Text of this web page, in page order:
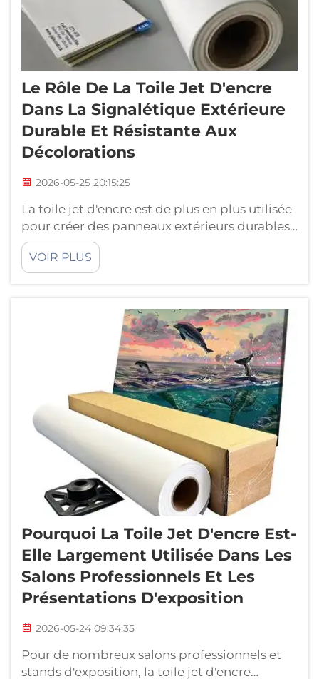
Le Rôle De La Toile Jet D'encre
Dans La Signalétique Extérieure
Durable Et Résistante Aux
Décolorations
2026-05-25 20:15:25
La toile jet d'encre est de plus en plus utilisée
pour créer des panneaux extérieurs durables
et non décolorables. Les entreprises ont
constamment besoin de panneaux à la fois
longue durée, résistants aux intempéries et
toile jet d'encre est st...
VOIR PLUS
Pourquoi La Toile Jet D'encre Est-
Elle Largement Utilisée Dans Les
Salons Professionnels Et Les
Présentations D'exposition
2026-05-24 09:34:35
Pour de nombreux salons professionnels et
stands d'exposition, la toile jet d'encre